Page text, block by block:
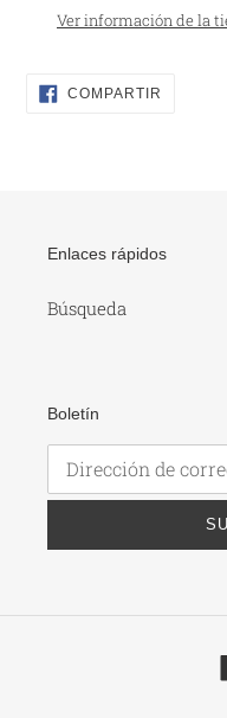
producto
carrito
Ver información de la
COMPARTIR
Enlaces rápidos
Búsqueda
Boletín